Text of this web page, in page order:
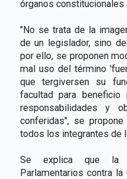
órganos constitucionales
"No se trata de la
de un legislador, sino
por ello, se proponen
mal uso del término
que tergiversen su
facultad para
responsabilidades y
conferidas", se
todos los integrantes de
Se explica que la
Parlamentarios contra la